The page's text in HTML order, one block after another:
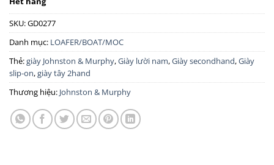
SKU:GD0277
Danh mục: LOAFER/BOAT/MOC
Thẻ:giày Johnston & Murphy,Giày lười nam,Giày secondhand,Giày
slip-on,giày tây 2hand
Thương hiệu: Johnston & Murphy